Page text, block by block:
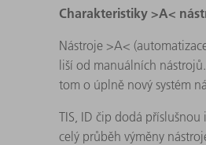
Charakteristiky >A<
Nástroje >A<
liší od manuálních
tom o úplně nový systém
TIS, ID čip dodá
celý průběh výměny